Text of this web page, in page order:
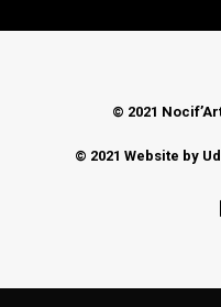
© 2021
© 2021 Website by